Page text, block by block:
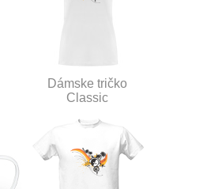
Dámske tričko
Classic